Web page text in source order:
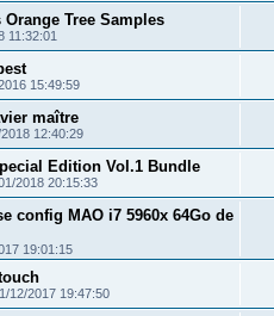
Orange Tree Samples
11:32:01
15:49:59
maître
12:40:29
Edition Vol.1 Bundle
2018 20:15:33
config MAO i7 5960x 64Go de
19:01:15
12/2017 19:47:50